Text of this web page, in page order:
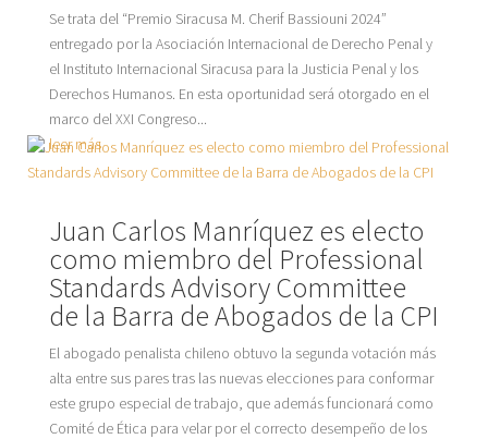
Se trata del “Premio Siracusa M. Cherif Bassiouni 2024”
entregado por la Asociación Internacional de Derecho Penal y
el Instituto Internacional Siracusa para la Justicia Penal y los
Derechos Humanos. En esta oportunidad será otorgado en el
marco del XXI Congreso...
leer más
Juan Carlos Manríquez es electo
como miembro del Professional
Standards Advisory Committee
de la Barra de Abogados de la CPI
El abogado penalista chileno obtuvo la segunda votación más
alta entre sus pares tras las nuevas elecciones para conformar
este grupo especial de trabajo, que además funcionará como
Comité de Ética para velar por el correcto desempeño de los